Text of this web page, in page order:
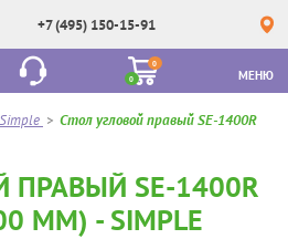
+7 (495) 150-15-91
0
0
МЕНЮ
Simple > Стол угловой правый SE-1400R
ПРАВЫЙ SE-1400R
ММ) - SIMPLE